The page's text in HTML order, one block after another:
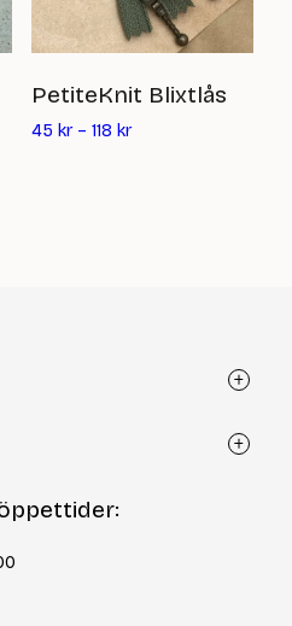
PetiteKnit Blixtlås
45 kr – 118 kr